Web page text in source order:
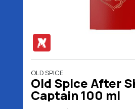
OLD SPICE
Old Spice After
Captain 100 ml